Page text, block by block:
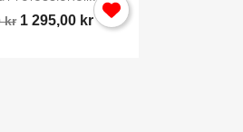
kr 1 295,00 kr